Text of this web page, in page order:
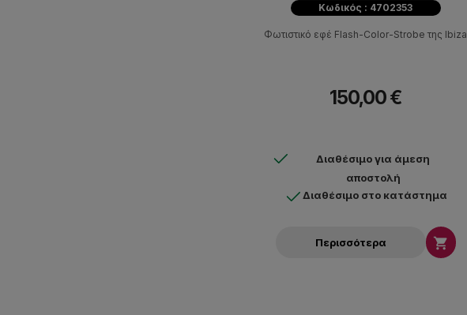
Κωδικός : 4702353
Φωτιστικό εφέ Flash-Color-Strobe της Ibiza
150,00 €
Διαθέσιμο για άμεση
αποστολή
Διαθέσιμο στο κατάστημα
Περισσότερα 